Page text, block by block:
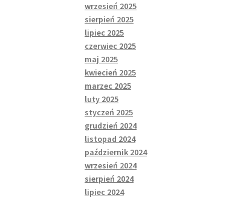
wrzesień 2025
sierpień 2025
lipiec 2025
czerwiec 2025
maj 2025
kwiecień 2025
marzec 2025
luty 2025
styczeń 2025
grudzień 2024
listopad 2024
październik 2024
wrzesień 2024
sierpień 2024
lipiec 2024